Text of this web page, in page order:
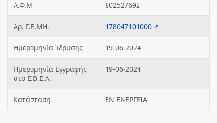
Α.Φ.Μ 802527692
Αρ. Γ.Ε.ΜΗ. 178047101000 ↗
Ημερομηνία Ίδρυσης 19-06-2024
Ημερομηνία Εγγραφής
στο Ε.Β.Ε.Α.
19-06-2024
Κατάσταση ΕΝ ΕΝΕΡΓΕΙΑ